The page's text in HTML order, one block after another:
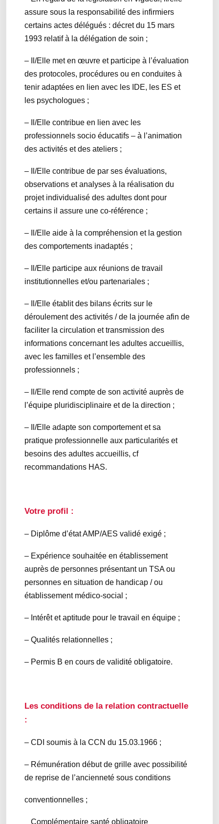
assure sous la responsabilité des infirmiers
certains actes délégués : décret du 15 mars
1993 relatif à la délégation de soin ;
– Il/Elle met en œuvre et participe à l’évaluation
des protocoles, procédures ou en conduites à
tenir adaptées en lien avec les IDE, les ES et
les psychologues ;
– Il/Elle contribue en lien avec les
professionnels socio éducatifs – à l’animation
des activités et des ateliers ;
– Il/Elle contribue de par ses évaluations,
observations et analyses à la réalisation du
projet individualisé des adultes dont pour
certains il assure une co-référence ;
– Il/Elle aide à la compréhension et la gestion
des comportements inadaptés ;
– Il/Elle participe aux réunions de travail
institutionnelles et/ou partenariales ;
– Il/Elle établit des bilans écrits sur le
déroulement des activités / de la journée afin de
faciliter la circulation et transmission des
informations concernant les adultes accueillis,
avec les familles et l’ensemble des
professionnels ;
– Il/Elle rend compte de son activité auprès de
l’équipe pluridisciplinaire et de la direction ;
– Il/Elle adapte son comportement et sa
pratique professionnelle aux particularités et
besoins des adultes accueillis, cf
recommandations HAS.
Votre profil :
– Diplôme d’état AMP/AES validé exigé ;
– Expérience souhaitée en établissement
auprès de personnes présentant un TSA ou
personnes en situation de handicap / ou
établissement médico-social ;
– Intérêt et aptitude pour le travail en équipe ;
– Qualités relationnelles ;
– Permis B en cours de validité obligatoire.
Les conditions de la relation contractuelle
:
– CDI soumis à la CCN du 15.03.1966 ;
– Rémunération début de grille avec possibilité
de reprise de l’ancienneté sous conditions
conventionnelles ;
_ Complémentaire santé obligatoire